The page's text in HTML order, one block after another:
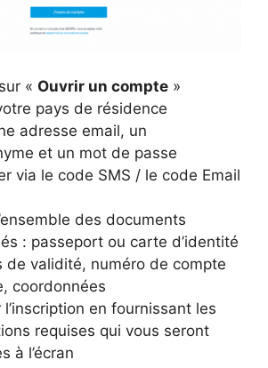
« Ouvrir un compte »
pays de résidence
adresse email, un
et un mot de passe
via le code SMS / le code Email
des documents
: passeport ou carte d’identité
de validité, numéro de compte
coordonnées
l’inscription en fournissant les
requises qui vous seront
à l’écran